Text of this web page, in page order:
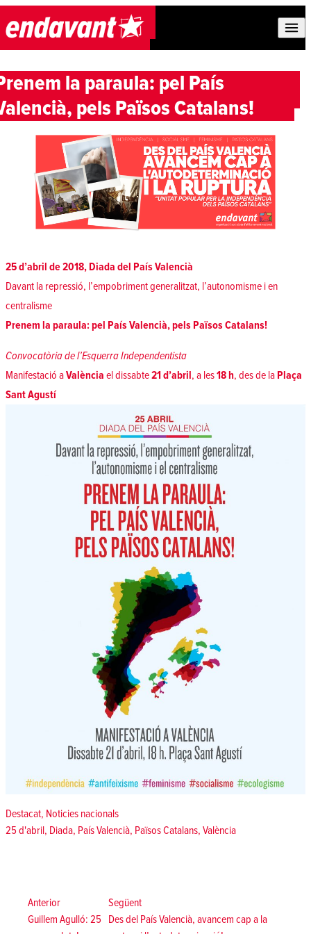
Skip to content
la paraula: pel País
pels Països Catalans!
25 d’abril de 2018, Diada del País Valencià
Davant la repressió, l’empobriment generalitzat, l’autonomisme i en
centralisme
Prenem la paraula: pel País Valencià, pels Països Catalans!
Convocatòria de l’Esquerra Independentista
Manifestació aValència el dissabte21 d’abril, a les18 h, des de la Plaça
Sant Agustí
Posted in
Destacat, Noticies nacionals
Tags:
25 d'abril, Diada, País Valencià, Països Catalans, València
d'entradesAnteriorAnterior:
Guillem Agulló: 25
SegüentSegüent:
Des del País Valencià, avancem cap a la